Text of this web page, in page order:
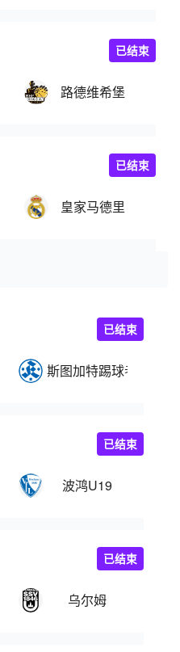
路德维希堡
已结束
皇家马德里
已结束
斯图加特踢球者
已结束
波鸿U19
已结束
乌尔姆
已结束